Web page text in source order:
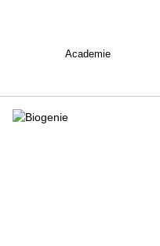
Academie